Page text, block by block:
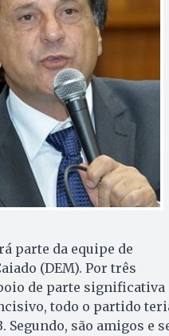
parte da equipe de
(DEM). Por três
de parte significativa
todo o partido
são amigos e